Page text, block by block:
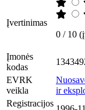
Įvertinimas
0 / 10
Įmonės
kodas
EVRK
veikla
ir
Registracijos